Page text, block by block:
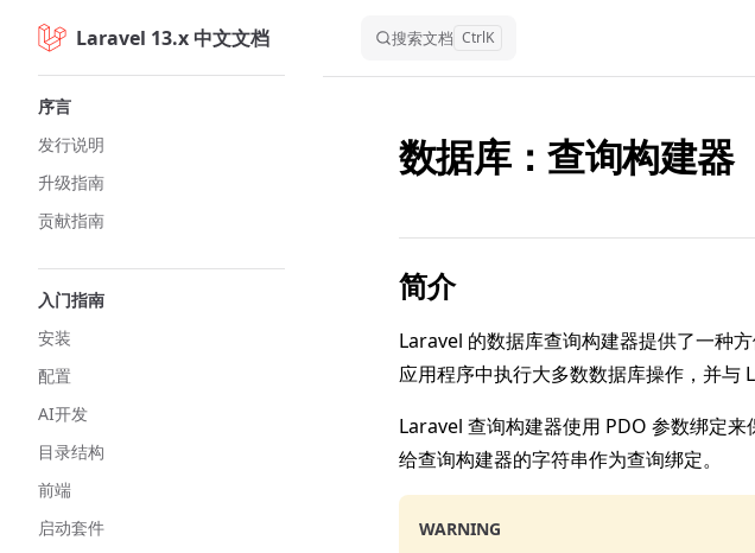
Skip to content
Laravel 13.x 中文文档 搜索文档 CtrlK
序言
发行说明
升级指南
贡献指南
入门指南
安装
配置
AI开发
目录结构
前端
启动套件
数据库：查询构建器
简介
Laravel 的数据库查询构建器提供了一种
应用程序中执行大多数数据库操作，并与
Laravel 查询构建器使用 PDO 参数绑定
给查询构建器的字符串作为查询绑定。
WARNING